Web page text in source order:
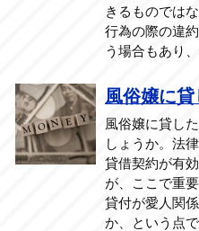
きるものでは
行為の際の違
う場合もあり
風俗嬢に
風俗嬢に貸し
しょうか。法
貸借契約が有
が、ここで重
貸付が愛人関
か、という点